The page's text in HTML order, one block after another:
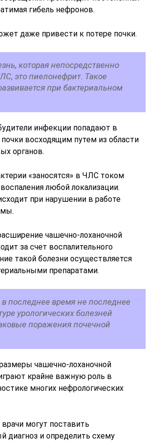
гибель нефронов.
даже привести к потере почки.
которая непосредственно
это пиелонефрит. Такое
при бактериальном
инфекции попадают в
восходящим путем из области
органов.
«заносятся» в ЧЛС током
любой локализации.
при нарушении в работе
чашечно-лоханочной
за счет воспалительного
такой болезни осуществляется
препаратами.
последнее время не последнее
урологических болезней
поражения почечной
чашечно-лоханочной
крайне важную роль в
многих нефрологических
могут поставить
диагноз и определить схему